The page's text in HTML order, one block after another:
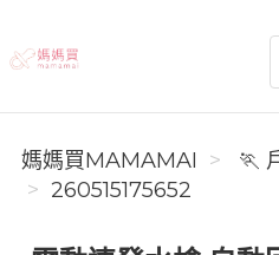
媽媽買MAMAMAI
媽媽買MAMAMAI
🏃
260515175652